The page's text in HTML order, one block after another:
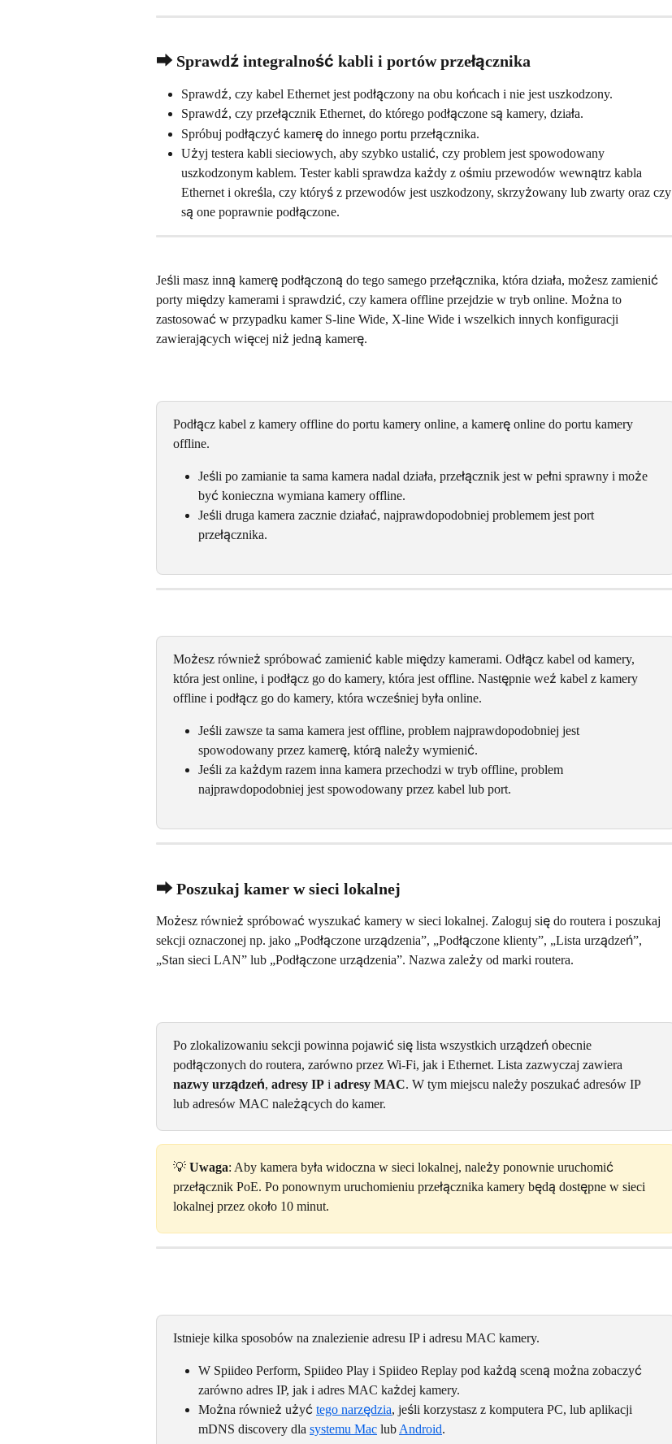
⮕ Sprawdź integralność kabli i portów przełącznika
Sprawdź, czy kabel Ethernet jest podłączony na obu końcach i nie jest uszkodzony.
Sprawdź, czy przełącznik Ethernet, do którego podłączone są kamery, działa.
Spróbuj podłączyć kamerę do innego portu przełącznika.
Użyj testera kabli sieciowych, aby szybko ustalić, czy problem jest spowodowany
uszkodzonym kablem. Tester kabli sprawdza każdy z ośmiu przewodów wewnątrz kabla
Ethernet i określa, czy któryś z przewodów jest uszkodzony, skrzyżowany lub zwarty oraz czy
są one poprawnie podłączone.
Jeśli masz inną kamerę podłączoną do tego samego przełącznika, która działa, możesz zamienić
porty między kamerami i sprawdzić, czy kamera offline przejdzie w tryb online. Można to
zastosować w przypadku kamer S-line Wide, X-line Wide i wszelkich innych konfiguracji
zawierających więcej niż jedną kamerę.
Podłącz kabel z kamery offline do portu kamery online, a kamerę online do portu kamery
offline.
Jeśli po zamianie ta sama kamera nadal działa, przełącznik jest w pełni sprawny i może
być konieczna wymiana kamery offline.
Jeśli druga kamera zacznie działać, najprawdopodobniej problemem jest port
przełącznika.
Możesz również spróbować zamienić kable między kamerami. Odłącz kabel od kamery,
która jest online, i podłącz go do kamery, która jest offline. Następnie weź kabel z kamery
offline i podłącz go do kamery, która wcześniej była online.
Jeśli zawsze ta sama kamera jest offline, problem najprawdopodobniej jest
spowodowany przez kamerę, którą należy wymienić.
Jeśli za każdym razem inna kamera przechodzi w tryb offline, problem
najprawdopodobniej jest spowodowany przez kabel lub port.
⮕ Poszukaj kamer w sieci lokalnej
Możesz również spróbować wyszukać kamery w sieci lokalnej. Zaloguj się do routera i poszukaj
sekcji oznaczonej np. jako „Podłączone urządzenia”, „Podłączone klienty”, „Lista urządzeń”,
„Stan sieci LAN” lub „Podłączone urządzenia”. Nazwa zależy od marki routera.
Po zlokalizowaniu sekcji powinna pojawić się lista wszystkich urządzeń obecnie
podłączonych do routera, zarówno przez Wi-Fi, jak i Ethernet. Lista zazwyczaj zawiera
nazwy urządzeń, adresy IP i adresy MAC. W tym miejscu należy poszukać adresów IP
lub adresów MAC należących do kamer.
💡 Uwaga: Aby kamera była widoczna w sieci lokalnej, należy ponownie uruchomić
przełącznik PoE. Po ponownym uruchomieniu przełącznika kamery będą dostępne w sieci
lokalnej przez około 10 minut.
Istnieje kilka sposobów na znalezienie adresu IP i adresu MAC kamery.
W Spiideo Perform, Spiideo Play i Spiideo Replay pod każdą sceną można zobaczyć
zarówno adres IP, jak i adres MAC każdej kamery.
Można również użyć tego narzędzia, jeśli korzystasz z komputera PC, lub aplikacji
mDNS discovery dla systemu Mac lub Android.